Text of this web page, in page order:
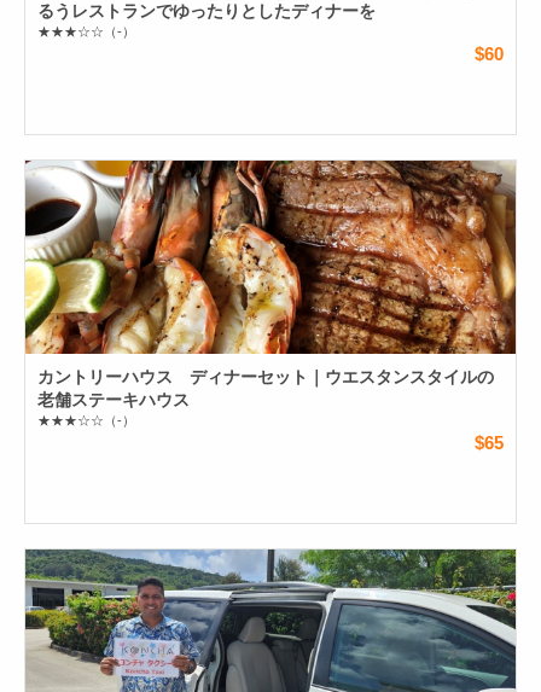
るうレストランでゆったりとしたディナーを
★★★☆☆ （-）
$60
カントリーハウス ディナーセット｜ウエスタンスタイルの
老舗ステーキハウス
★★★☆☆ （-）
$65